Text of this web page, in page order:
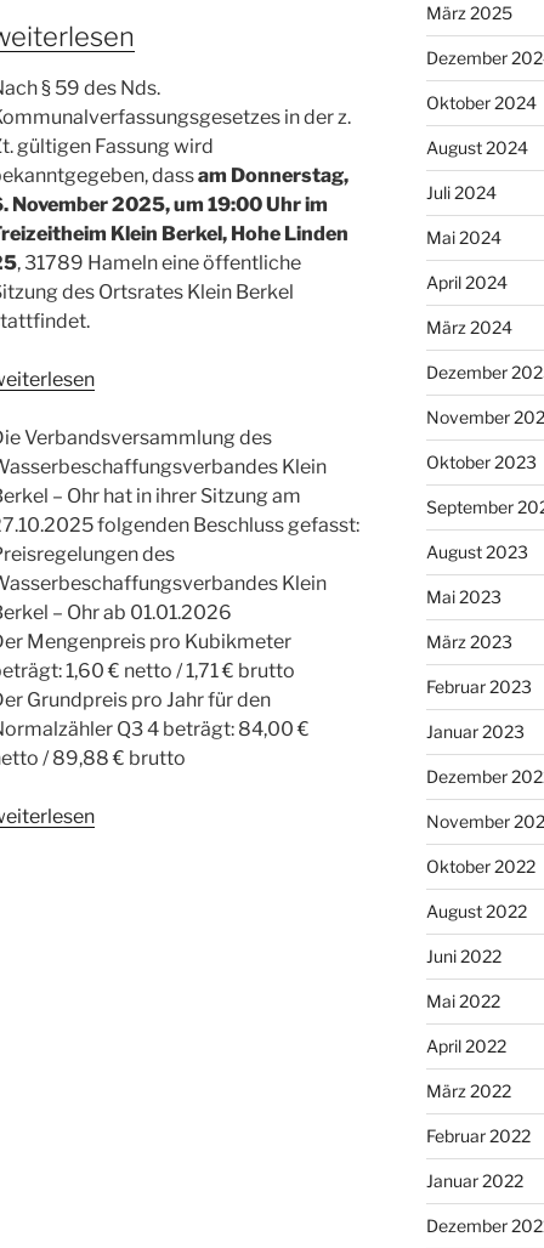
§ 59 des Nds.
in der z.
gültigen Fassung wird
dassam Donnerstag,
November 2025, um 19:00 Uhr im
Klein Berkel, Hohe Linden
, 31789 Hameln eine öffentliche
des Ortsrates Klein Berkel
Verbandsversammlung des
Klein
– Ohr hat in ihrer Sitzung am
folgenden Beschluss gefasst:
des
Klein
– Ohr ab 01.01.2026
Mengenpreis pro Kubikmeter
1,60 € netto / 1,71 € brutto
Grundpreis pro Jahr für den
Q3 4 beträgt: 84,00 €
/ 89,88 € brutto
März 2025
Dezember
Oktober 2024
August 2024
Juli 2024
Mai 2024
April 2024
März 2024
Dezember
November
Oktober 2023
September
August 2023
Mai 2023
März 2023
Februar 2023
Januar 2023
Dezember
November
Oktober 2022
August 2022
Juni 2022
Mai 2022
April 2022
März 2022
Februar 2022
Januar 2022
Dezember